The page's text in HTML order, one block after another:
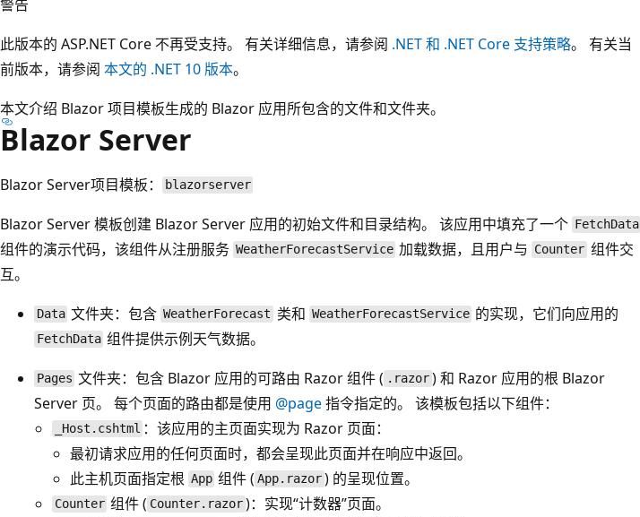
警告
此版本的 ASP.NET Core 不再受支持。 有关详细信息，请参阅 .NET 和 .NET Core 支持策略。 有关当
前版本，请参阅 本文的 .NET 10 版本。
本文介绍 Blazor 项目模板生成的 Blazor 应用所包含的文件和文件夹。
Blazor Server
Blazor Server项目模板： blazorserver
Blazor Server 模板创建 Blazor Server 应用的初始文件和目录结构。 该应用中填充了一个 FetchData
组件的演示代码，该组件从注册服务 WeatherForecastService 加载数据，且用户与 Counter 组件交
互。
Data 文件夹：包含 WeatherForecast 类和 WeatherForecastService 的实现，它们向应用的
FetchData 组件提供示例天气数据。
Pages 文件夹：包含 Blazor 应用的可路由 Razor 组件 ( .razor) 和 Razor 应用的根 Blazor
Server 页。 每个页面的路由都是使用 @page指令指定的。 该模板包括以下组件：
_Host.cshtml ：该应用的主页面实现为 Razor 页面：
最初请求应用的任何页面时，都会呈现此页面并在响应中返回。
此主机页面指定根 App 组件 ( App.razor) 的呈现位置。
Counter 组件 ( Counter.razor)：实现“计数器”页面。